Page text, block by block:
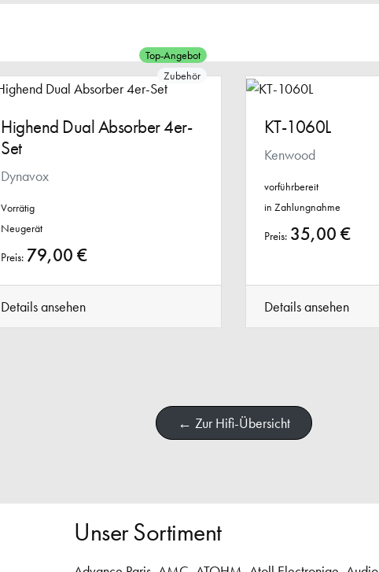
Top-Angebot
Zubehör
Highend Dual Absorber 4er-
Set
Dynavox
Vorrätig
Neugerät
Preis: 79,00 €
Details ansehen
KT-1060L
Kenwood
vorführbereit
in Zahlungnahme
Preis: 35,00 €
Details ansehen
← Zur Hifi-Übersicht
Unser Sortiment